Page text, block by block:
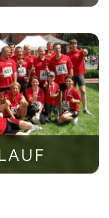
einen CONTAG-
Mitarbeitern
näher gebracht
auch der
zum Beispiel
läuft, dies im
nehmen